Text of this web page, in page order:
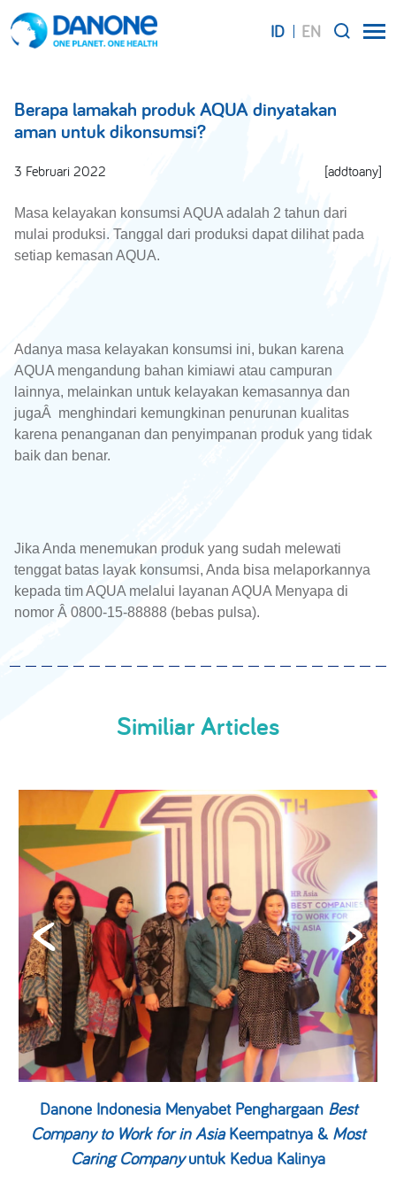
ID EN
Berapa lamakah produk AQUA dinyatakan
aman untuk dikonsumsi?
3 Februari 2022 [addtoany]
Masa kelayakan konsumsi AQUA adalah 2 tahun dari
mulai produksi. Tanggal dari produksi dapat dilihat pada
setiap kemasan AQUA.
Adanya masa kelayakan konsumsi ini, bukan karena
AQUA mengandung bahan kimiawi atau campuran
lainnya, melainkan untuk kelayakan kemasannya dan
jugaÂ menghindari kemungkinan penurunan kualitas
karena penanganan dan penyimpanan produk yang tidak
baik dan benar.
Jika Anda menemukan produk yang sudah melewati
tenggat batas layak konsumsi, Anda bisa melaporkannya
kepada tim AQUA melalui layanan AQUA Menyapa di
nomor Â 0800-15-88888 (bebas pulsa).
Similiar Articles
Danone Indonesia Menyabet Penghargaan Best
Company to Work for in AsiaKeempatnya & Most
Caring Companyuntuk Kedua Kalinya